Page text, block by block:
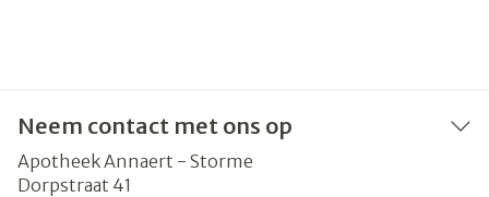
Neem contact met ons op
Apotheek Annaert - Storme
Dorpstraat 41